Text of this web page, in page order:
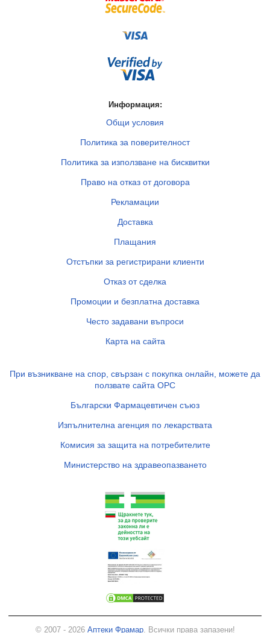
Информация:
Общи условия
Политика за поверителност
Политика за използване на бисквитки
Право на отказ от договора
Рекламации
Доставка
Плащания
Отстъпки за регистрирани клиенти
Отказ от сделка
Промоции и безплатна доставка
Често задавани въпроси
Карта на сайта
При възникване на спор, свързан с покупка онлайн, можете да
ползвате сайта ОРС
Български Фармацевтичен съюз
Изпълнителна агенция по лекарствата
Комисия за защита на потребителите
Министерство на здравеопазването
© 2007 - 2026 Аптеки Фрамар. Всички права запазени!